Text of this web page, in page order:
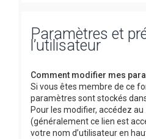
Paramètres et
l’utilisateur
Comment modifier mes
Si vous êtes membre de ce
paramètres sont stockés
Pour les modifier, accédez au
(généralement ce lien est
votre nom d’utilisateur en